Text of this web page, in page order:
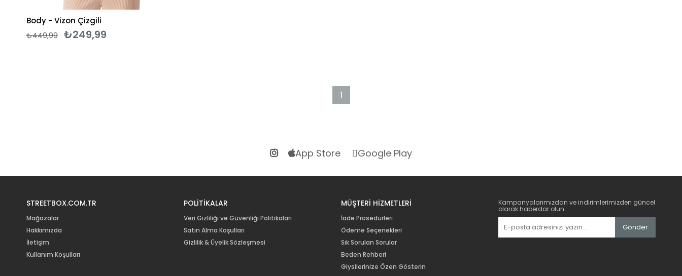
Body - Vizon Çizgili
₺249,99
₺449,99
1
App Store Google Play
STREETBOX.COM.TR
Mağazalar
Hakkımızda
İletişim
Kullanım Koşulları
POLİTİKALAR
Veri Gizliliği ve Güvenliği Politikaları
Satın Alma Koşulları
Gizlilik & Üyelik Sözleşmesi
MÜŞTERİ HİZMETLERİ
İade Prosedürleri
Ödeme Seçenekleri
Sık Sorulan Sorular
Beden Rehberi
Giysilerinize Özen Gösterin
Kampanyalarımızdan ve indirimlerimizden güncel
olarak haberdar olun.
Gönder